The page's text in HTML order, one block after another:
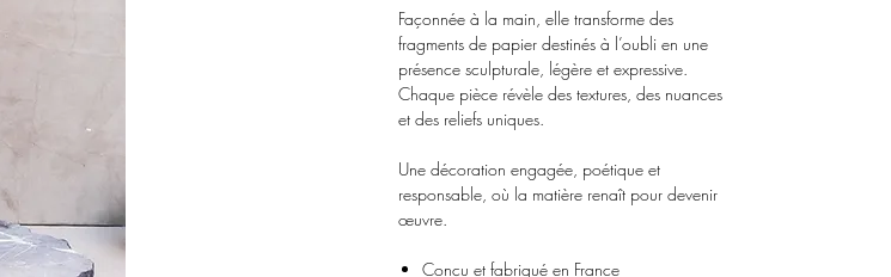
Façonnée à la main, elle transforme des
fragments de papier destinés à l’oubli en une
présence sculpturale, légère et expressive.
Chaque pièce révèle des textures, des nuances
et des reliefs uniques.
Une décoration engagée, poétique et
responsable, où la matière renaît pour devenir
œuvre.
Conçu et fabriqué en France